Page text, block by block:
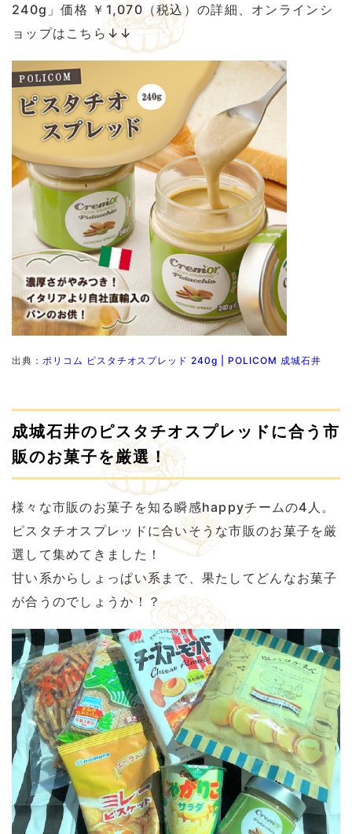
240g」価格 ￥1,070（税込）の詳細、オンラインシ
ョップはこちら↓↓
出典： ポリコム ピスタチオスプレッド 240g | POLICOM 成城石井
成城石井のピスタチオスプレッドに合う市
販のお菓子を厳選！
様々な市販のお菓子を知る瞬感happyチームの4人。
ピスタチオスプレッドに合いそうな市販のお菓子を厳
選して集めてきました！
甘い系からしょっぱい系まで、果たしてどんなお菓子
が合うのでしょうか！？